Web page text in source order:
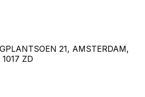
21, AMSTERDAM,
ZD